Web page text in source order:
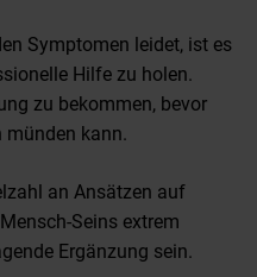
Symptomen leidet, ist es
Hilfe zu holen.
zu bekommen, bevor
münden kann.
an Ansätzen auf
Seins extrem
Ergänzung sein.